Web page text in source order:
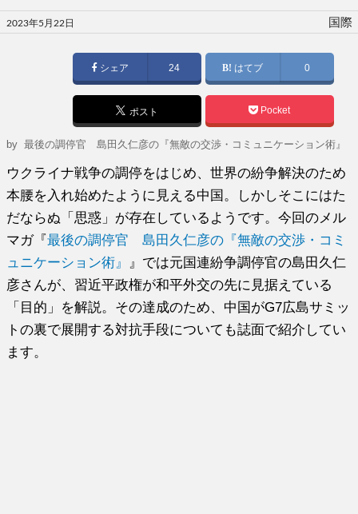
投
稿
2023年5月22日 国際
シェア 24 はてブ 0
ポスト Pocket
by最後の調停官 島田久仁彦の『無敵の交渉・コミュニケーション術』
ウクライナ戦争の調停をはじめ、世界の紛争解決のため
本腰を入れ始めたように見える中国。しかしそこにはた
だならぬ「思惑」が存在しているようです。今回のメル
マガ『最後の調停官 島田久仁彦の『無敵の交渉・コミ
ュニケーション術』
』では元国連紛争調停官の島田久仁
彦さんが、習近平政権が和平外交の先に見据えている
「目的」を解説。その達成のため、中国がG7広島サミッ
トの裏で展開する対抗手段についても誌面で紹介してい
ます。